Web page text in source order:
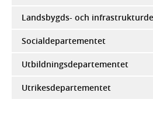
Landsbygds- och
Socialdepartementet
Utbildningsdepartementet
Utrikesdepartementet